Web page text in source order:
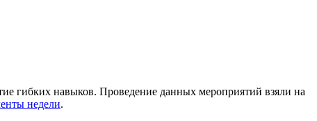
гибких навыков. Проведение данных мероприятий взяли на
недели.